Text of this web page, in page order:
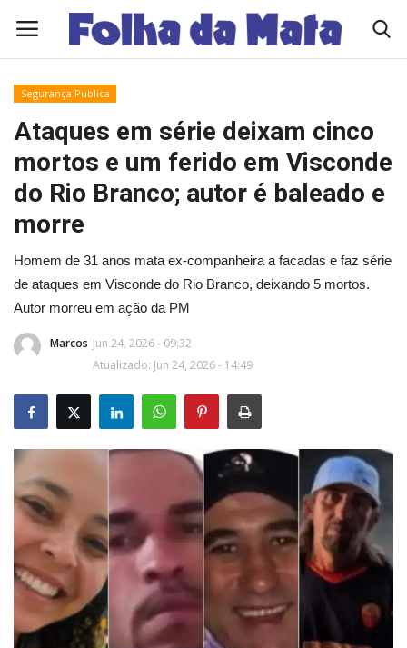
Quem Somos
Como Anunciar
Contato
Eleições 2026
Edições Diárias - NOTÍCIAS DO DIA
Polícia/Acidente
Viçosa
Cultura
UFV
Oportunidade
Sua Cidade
Tempo
Segurança Pública
Ataques em série deixam cinco
mortos e um ferido em Visconde
do Rio Branco; autor é baleado e
morre
Homem de 31 anos mata ex-companheira a facadas e faz série
de ataques em Visconde do Rio Branco, deixando 5 mortos.
Autor morreu em ação da PM
Marcos Jun 24, 2026 - 09:32
Atualizado: Jun 24, 2026 - 14:49